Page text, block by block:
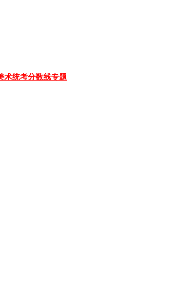
术统考分数线专题